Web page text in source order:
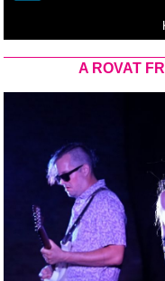
A ROVAT